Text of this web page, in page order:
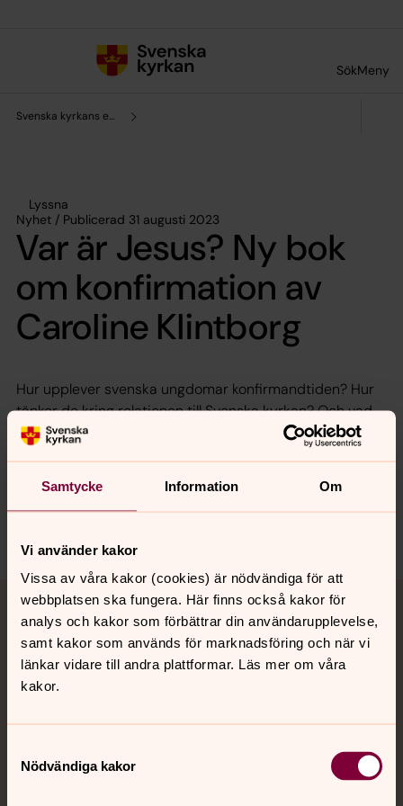
Samtycke Information Om
Vi använder kakor
Vissa av våra kakor (cookies) är nödvändiga för att
webbplatsen ska fungera. Här finns också kakor för
analys och kakor som förbättrar din användarupplevelse,
samt kakor som används för marknadsföring och när vi
länkar vidare till andra plattformar. Läs mer om våra
kakor.
Nödvändiga kakor
SökMeny
Svenska kyrkans enhet för forskning och analys
Lyssna
Nyhet / Publicerad 31 augusti 2023
Var är Jesus? Ny bok
om konfirmation av
Caroline Klintborg
Hur upplever svenska ungdomar konfirmandtiden? Hur
tänker de kring relationen till Svenska kyrkan? Och vad
tycker de om Jesus? Läs mer
Tillbaka till toppen
Tillbaka till innehållet
Jourhavande präst
Akut samtals- och krisstöd. Prata eller chatta anonymt
med en präst på kvällar och nätter.
Telefon 112